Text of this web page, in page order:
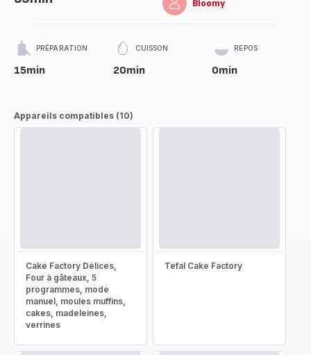
Bloomy
PRÉPARATION
15min
CUISSON
20min
REPOS
0min
Appareils compatibles (10)
Cake Factory Délices,
Four à gâteaux, 5
programmes, mode
manuel, moules muffins,
cakes, madeleines,
verrines
Tefal Cake Factory